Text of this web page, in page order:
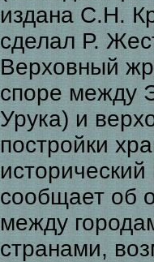
издана С.Н.
сделал Р.
Верховный
споре между
Урука) и
постройки
сообщает об
между
странами,